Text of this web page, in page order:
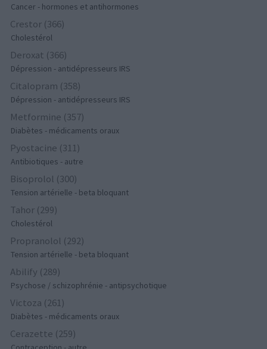
Cancer - hormones et antihormones
Crestor (366)
Cholestérol
Deroxat (366)
Dépression - antidépresseurs IRS
Citalopram (358)
Dépression - antidépresseurs IRS
Metformine (357)
Diabètes - médicaments oraux
Pyostacine (311)
Antibiotiques - autre
Bisoprolol (300)
Tension artérielle - beta bloquant
Tahor (299)
Cholestérol
Propranolol (292)
Tension artérielle - beta bloquant
Abilify (289)
Psychose / schizophrénie - antipsychotique
Victoza (261)
Diabètes - médicaments oraux
Cerazette (259)